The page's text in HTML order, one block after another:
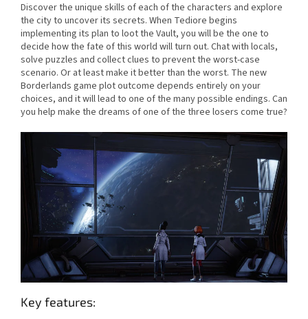
Discover the unique skills of each of the characters and explore
the city to uncover its secrets. When Tediore begins
implementing its plan to loot the Vault, you will be the one to
decide how the fate of this world will turn out. Chat with locals,
solve puzzles and collect clues to prevent the worst-case
scenario. Or at least make it better than the worst. The new
Borderlands game plot outcome depends entirely on your
choices, and it will lead to one of the many possible endings. Can
you help make the dreams of one of the three losers come true?
Key features: